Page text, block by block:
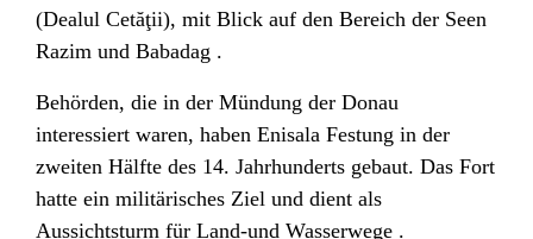
(Dealul Cetăţii), mit Blick auf den Bereich der Seen
Razim und Babadag .
Behörden, die in der Mündung der Donau
interessiert waren, haben Enisala Festung in der
zweiten Hälfte des 14. Jahrhunderts gebaut. Das Fort
hatte ein militärisches Ziel und dient als
Aussichtsturm für Land-und Wasserwege .